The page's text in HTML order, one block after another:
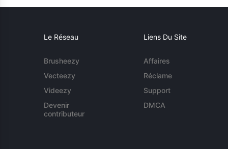
Le Réseau
Brusheezy
Vecteezy
Videezy
Devenir
contributeur
Liens Du Site
Affaires
Réclame
Support
DMCA